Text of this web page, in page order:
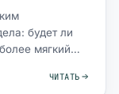
будет ли
мягкий
ЧИТАТЬ